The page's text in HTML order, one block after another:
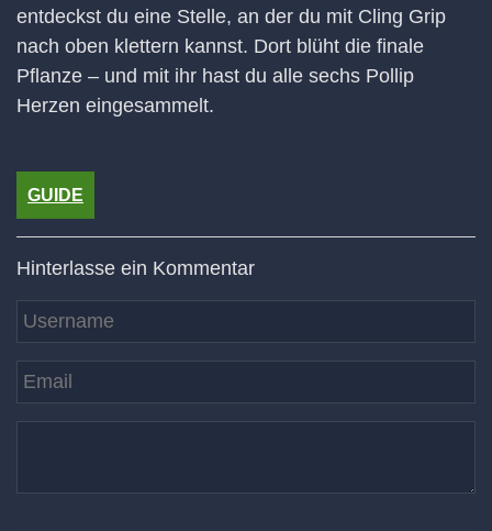
entdeckst du eine Stelle, an der du mit Cling Grip
nach oben klettern kannst. Dort blüht die finale
Pflanze – und mit ihr hast du alle sechs Pollip
Herzen eingesammelt.
GUIDE
Hinterlasse ein Kommentar